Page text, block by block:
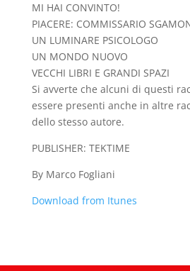
MI HAI CONVINTO!
PIACERE: COMMISSARIO
UN LUMINARE PSICOLOGO
UN MONDO NUOVO
VECCHI LIBRI E GRANDI SPAZI
Si avverte che alcuni di questi
essere presenti anche in altre
dello stesso autore.
PUBLISHER: TEKTIME
By Marco Fogliani
Download from Itunes